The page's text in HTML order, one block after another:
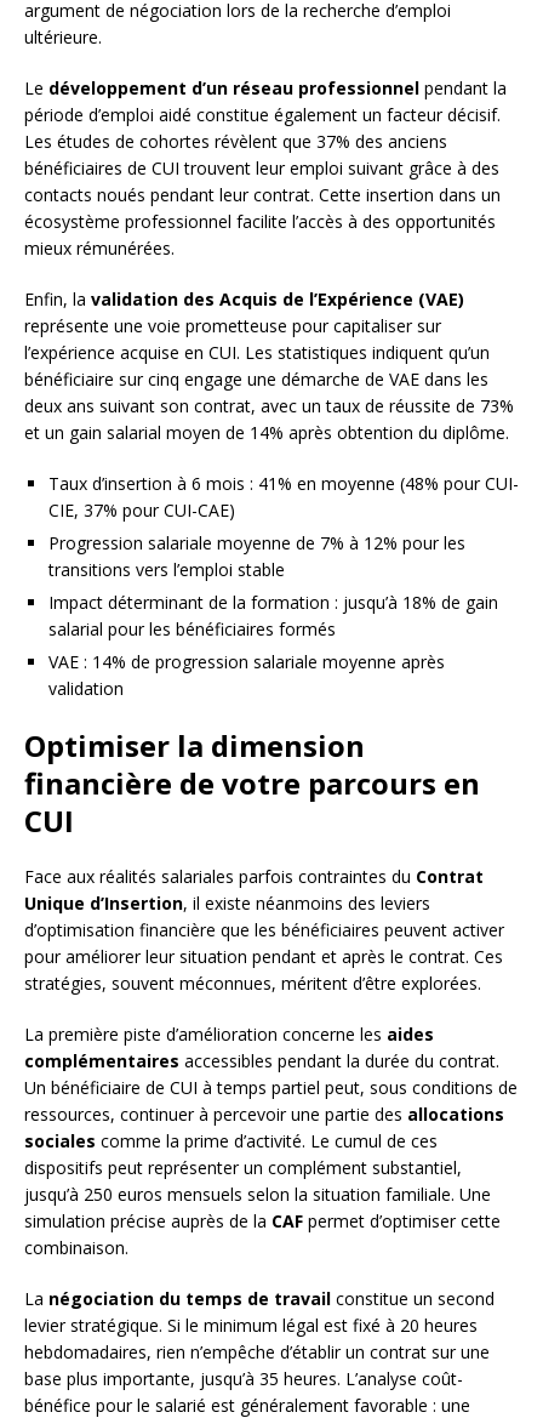
argument de négociation lors de la recherche d’emploi
ultérieure.
Le développement d’un réseau professionnel pendant la
période d’emploi aidé constitue également un facteur décisif.
Les études de cohortes révèlent que 37% des anciens
bénéficiaires de CUI trouvent leur emploi suivant grâce à des
contacts noués pendant leur contrat. Cette insertion dans un
écosystème professionnel facilite l’accès à des opportunités
mieux rémunérées.
Enfin, la validation des Acquis de l’Expérience (VAE)
représente une voie prometteuse pour capitaliser sur
l’expérience acquise en CUI. Les statistiques indiquent qu’un
bénéficiaire sur cinq engage une démarche de VAE dans les
deux ans suivant son contrat, avec un taux de réussite de 73%
et un gain salarial moyen de 14% après obtention du diplôme.
Taux d’insertion à 6 mois : 41% en moyenne (48% pour CUI-
CIE, 37% pour CUI-CAE)
Progression salariale moyenne de 7% à 12% pour les
transitions vers l’emploi stable
Impact déterminant de la formation : jusqu’à 18% de gain
salarial pour les bénéficiaires formés
VAE : 14% de progression salariale moyenne après
validation
Optimiser la dimension
financière de votre parcours en
CUI
Face aux réalités salariales parfois contraintes du Contrat
Unique d’Insertion, il existe néanmoins des leviers
d’optimisation financière que les bénéficiaires peuvent activer
pour améliorer leur situation pendant et après le contrat. Ces
stratégies, souvent méconnues, méritent d’être explorées.
La première piste d’amélioration concerne les aides
complémentaires accessibles pendant la durée du contrat.
Un bénéficiaire de CUI à temps partiel peut, sous conditions de
ressources, continuer à percevoir une partie des allocations
sociales comme la prime d’activité. Le cumul de ces
dispositifs peut représenter un complément substantiel,
jusqu’à 250 euros mensuels selon la situation familiale. Une
simulation précise auprès de la CAF permet d’optimiser cette
combinaison.
La négociation du temps de travail constitue un second
levier stratégique. Si le minimum légal est fixé à 20 heures
hebdomadaires, rien n’empêche d’établir un contrat sur une
base plus importante, jusqu’à 35 heures. L’analyse coût-
bénéfice pour le salarié est généralement favorable : une